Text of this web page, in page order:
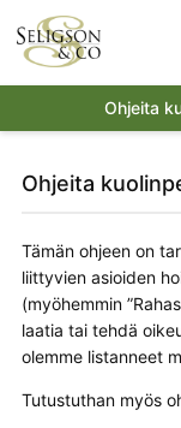
Ohjeita
Ohjeita
Tämän ohjeen on
liittyvien asioiden
(myöhemmin
laatia tai tehdä
olemme listanneet
Tutustuthan myös